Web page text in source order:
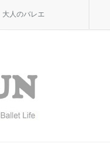
大人のバレエ